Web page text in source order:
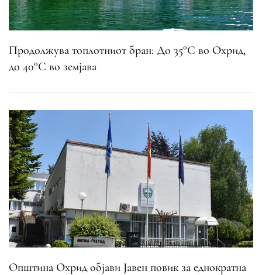
Продолжува топлотниот бран: До 35°C во Охрид,
до 40°C во земјава
Општина Охрид објави Јавен повик за еднократна